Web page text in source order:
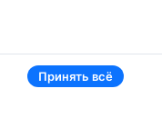
Принять всё